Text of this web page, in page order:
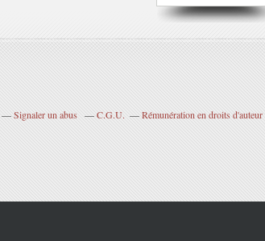
Signaler un abus C.G.U. Rémunération en droits d'auteur